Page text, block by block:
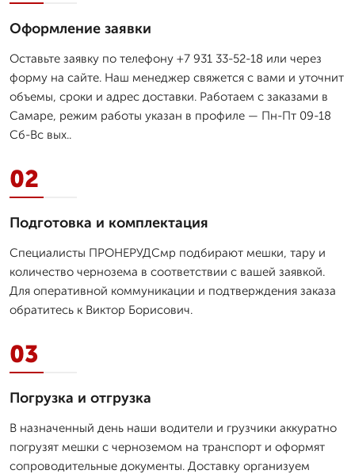
Оформление заявки
Оставьте заявку по телефону +7 931 33-52-18 или через
форму на сайте. Наш менеджер свяжется с вами и уточнит
объемы, сроки и адрес доставки. Работаем с заказами в
Самаре, режим работы указан в профиле — Пн-Пт 09-18
Сб-Вс вых..
02
Подготовка и комплектация
Специалисты ПРОНЕРУДСмр подбирают мешки, тару и
количество чернозема в соответствии с вашей заявкой.
Для оперативной коммуникации и подтверждения заказа
обратитесь к Виктор Борисович.
03
Погрузка и отгрузка
В назначенный день наши водители и грузчики аккуратно
погрузят мешки с черноземом на транспорт и оформят
сопроводительные документы. Доставку организуем